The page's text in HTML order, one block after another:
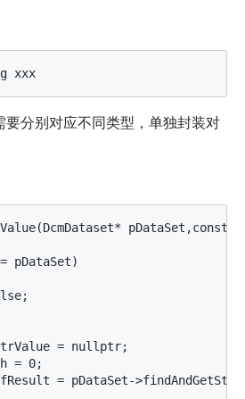
要分别对应不同类型，单独封装对
pDataSet,const
pDataSet)
= nullptr;
= 0;
= pDataSet-